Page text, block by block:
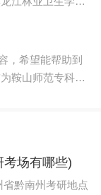
，希望能帮助到
场有哪些)
黔南州考研地点